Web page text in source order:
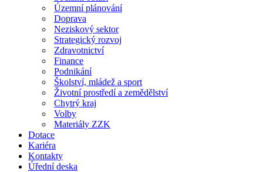
Územní plánování
Doprava
Neziskový sektor
Strategický rozvoj
Zdravotnictví
Finance
Podnikání
Školství, mládež a sport
Životní prostředí a zemědělství
Chytrý kraj
Volby
Materiály ZZK
Dotace
Kariéra
Kontakty
Úřední deska